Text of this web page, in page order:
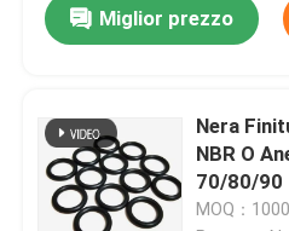
Miglior prezzo
Nera
NBR O
70/80/90
MOQ：1000